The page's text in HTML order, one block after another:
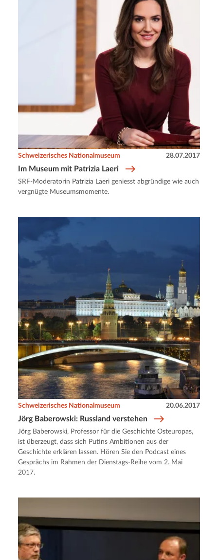
Im Museum mit Patrizia Laeri
Schweizerisches Nationalmuseum 28.07.2017
SRF-Moderatorin Patrizia Laeri geniesst abgründige wie auch
vergnügte Museumsmomente.
Jörg Baberowski: Russland verstehen
Schweizerisches Nationalmuseum 20.06.2017
Jörg Baberowski, Professor für die Geschichte Osteuropas,
ist überzeugt, dass sich Putins Ambitionen aus der
Geschichte erklären lassen. Hören Sie den Podcast eines
Gesprächs im Rahmen der Dienstags-Reihe vom 2. Mai
2017.